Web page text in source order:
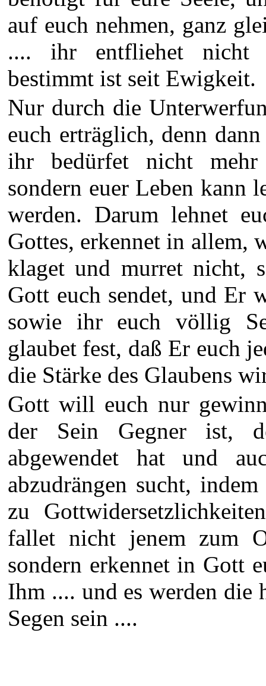
auf euch nehmen, ganz
.... ihr entfliehet nicht
bestimmt ist seit Ewigkeit.
Nur durch die
euch erträglich, denn
ihr bedürfet nicht mehr
sondern euer Leben kann
werden. Darum lehnet
Gottes, erkennet in allem,
klaget und murret nicht,
Gott euch sendet, und Er
sowie ihr euch völlig
glaubet fest, daß Er euch
die Stärke des Glaubens
Gott will euch nur
der Sein Gegner ist,
abgewendet hat und
abzudrängen sucht,
zu
fallet nicht jenem zum
sondern erkennet in Gott
Ihm .... und es werden die
Segen sein ....